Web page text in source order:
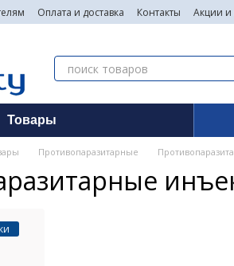
Оплата и доставка Контакты Акции и
Товары
Противопаразитарные